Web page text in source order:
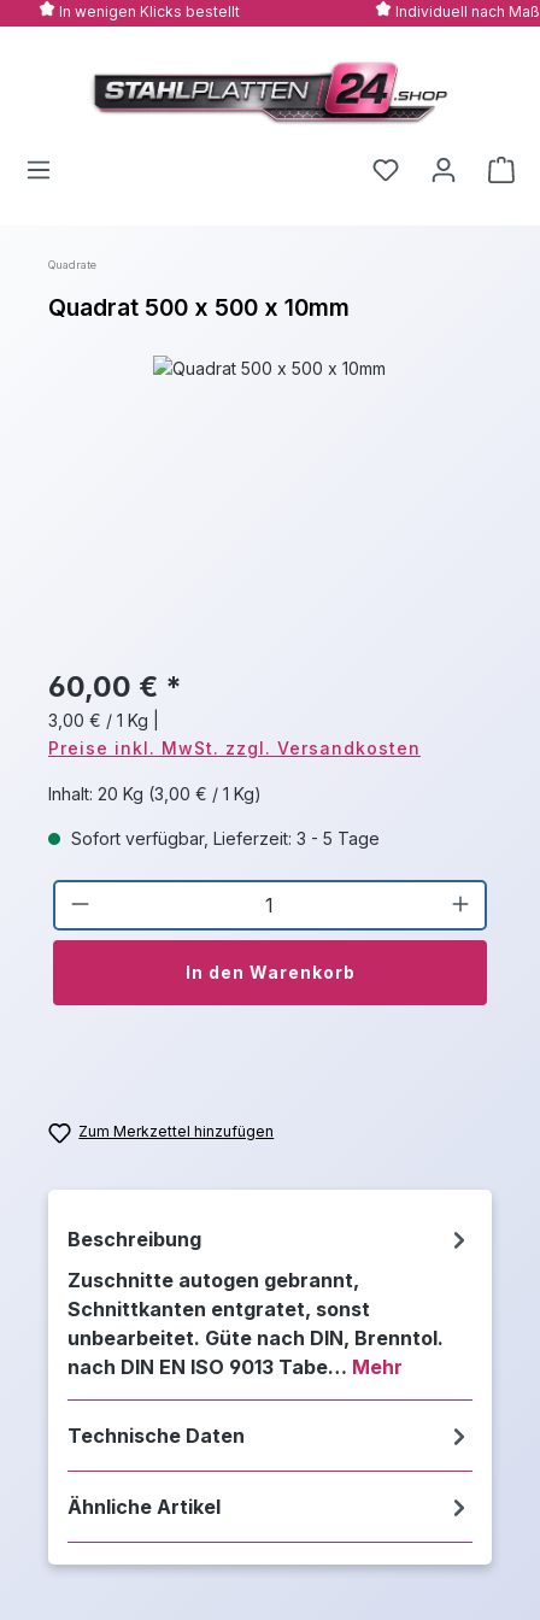
Zum Hauptinhalt springen
In wenigen Klicks bestellt Individuell nach Maß
Quadrate
Quadrat 500 x 500 x 10mm
Bildergalerie überspringen
60,00 € *
3,00 € / 1 Kg
Preise inkl. MwSt. zzgl. Versandkosten
Inhalt: 20 Kg (3,00 € / 1 Kg)
Sofort verfügbar, Lieferzeit: 3 - 5 Tage
Produkt Anzahl: Gib den
In den Warenkorb
Zum Merkzettel hinzufügen
Beschreibung
Zuschnitte autogen gebrannt,
Schnittkanten entgratet, sonst
unbearbeitet. Güte nach DIN, Brenntol.
nach DIN EN ISO 9013 Tabe… Mehr
Technische Daten
Ähnliche Artikel